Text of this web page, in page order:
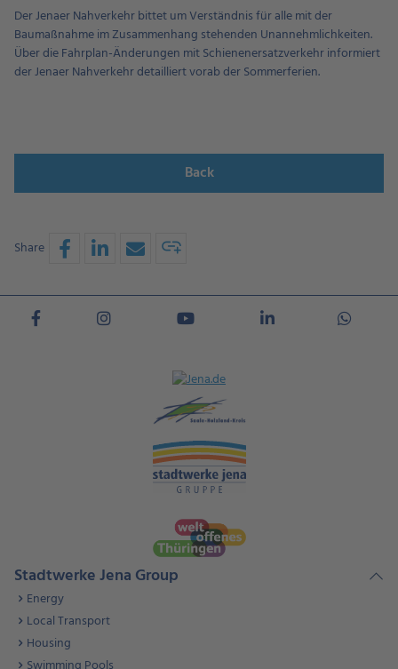
Der Jenaer Nahverkehr bittet um Verständnis für alle mit der
Baumaßnahme im Zusammenhang stehenden Unannehmlichkeiten.
Über die Fahrplan-Änderungen mit Schienenersatzverkehr informiert
der Jenaer Nahverkehr detailliert vorab der Sommerferien.
Back
Share
Stadtwerke Jena Group
Energy
Local Transport
Housing